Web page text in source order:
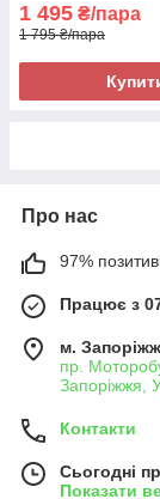
1 495 ₴/пара
1 795 ₴/пара
Про нас
97%
Працює з
м.
пр.
Запоріжжя,
Контакти
Сьогодні
Показати